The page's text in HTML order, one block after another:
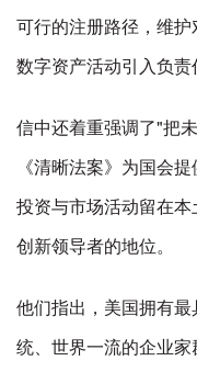
可行的注册路径，维
数字资产活动引入负责
信中还着重强调了"把
《清晰法案》为国会
投资与市场活动留在
创新领导者的地位。
他们指出，美国拥有
统、世界一流的企业